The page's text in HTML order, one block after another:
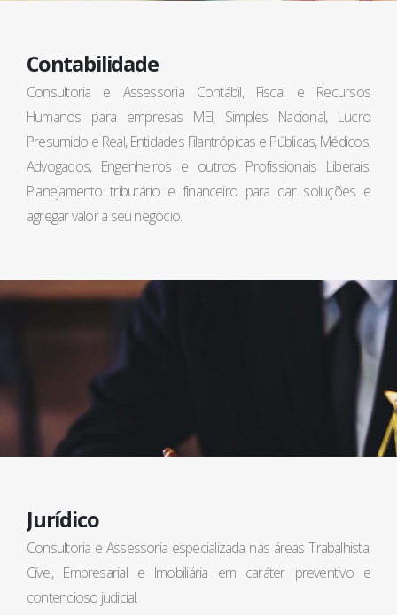
Contabilidade
Consultoria e Assessoria Contábil, Fiscal e Recursos
Humanos para empresas MEI, Simples Nacional, Lucro
Presumido e Real, Entidades Filantrópicas e Públicas, Médicos,
Advogados, Engenheiros e outros Profissionais Liberais.
Planejamento tributário e financeiro para dar soluções e
agregar valor a seu negócio.
Jurídico
Consultoria e Assessoria especializada nas áreas Trabalhista,
Cível, Empresarial e Imobiliária em caráter preventivo e
contencioso judicial.